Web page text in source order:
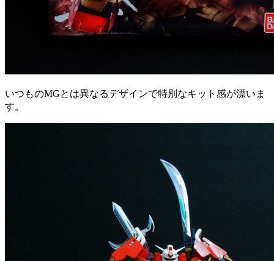
いつものMGとは異なるデザインで特別なキット感が漂いま
す。